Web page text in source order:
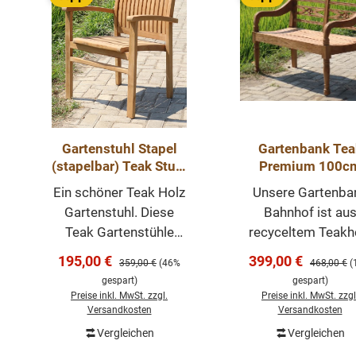
Gartenstuhl Stapel
(stapelbar) Teak Stuhl
Ein schöner Teak Holz
Gartenstuhl. Diese
Teak Gartenstühle
Teak hergestellt und
sind stapelbar. Die
Rückenlehne und
Sitzfläche sind sehr
Verkaufspreis:
195,00 € Regulärer Preis:
359,00 € (46%
gespart)
Preise inkl. MwSt. zzgl.
Versandkosten
Vergleichen
In den Warenkorb
Gartenbank
Premium
Teakholz Bank
Gartenmöbel
Sitzbank
Unsere
Bahnhof ist aus
recyceltem
Teakholz gibt der
einen antiken
Charakter. Jede
ist ein echtes
Verkaufspreis:
399,00 € Regulärer
468,00 €
gespart)
Preise inkl. MwSt.
Versandkosten
Vergleichen
In den